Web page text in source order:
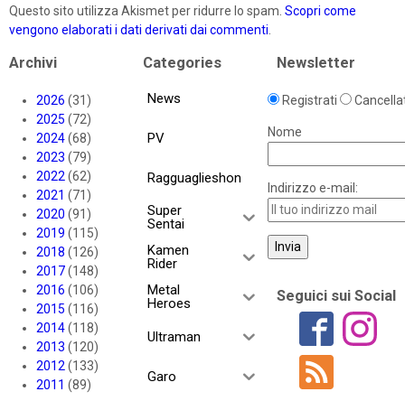
Questo sito utilizza Akismet per ridurre lo spam. Scopri come
vengono elaborati i dati derivati dai commenti.
Archivi
2026 (31)
2025 (72)
2024(68)
2023 (79)
2022(62)
2021 (71)
2020 (91)
2019 (115)
2018 (126)
2017(148)
2016 (106)
2015 (116)
2014(118)
2013 (120)
2012(133)
2011 (89)
Categories
News
PV
Ragguaglieshon
Super
Sentai
Kamen
Rider
Metal
Heroes
Ultraman
Garo
Newsletter
Registrati
Nome
Indirizzo e-mail:
Seguici sui Social